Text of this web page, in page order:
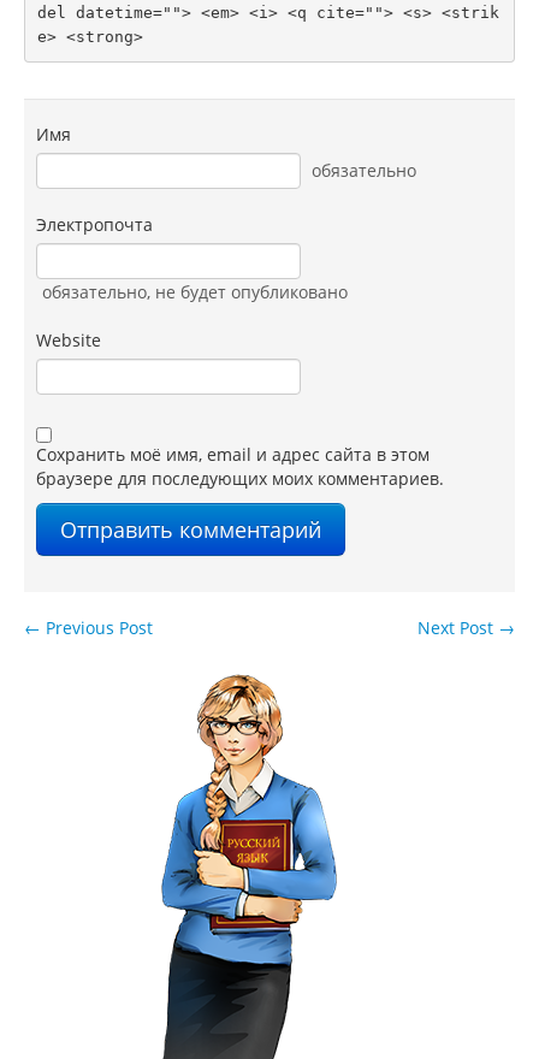
del datetime=""> <em> <i> <q cite=""> <s> <strik
e> <strong>
Имя
обязательно
Электропочта
обязательно, не будет опубликовано
Website
Сохранить моё имя, email и адрес сайта в этом
браузере для последующих моих комментариев.
Next Post →
← Previous Post